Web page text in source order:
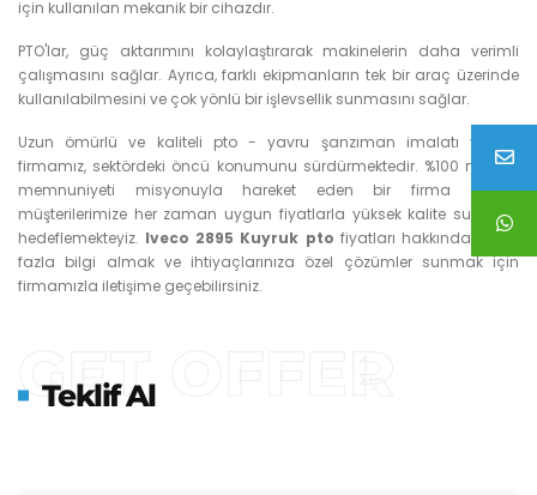
için kullanılan mekanik bir cihazdır.
PTO'lar, güç aktarımını kolaylaştırarak makinelerin daha verimli
çalışmasını sağlar. Ayrıca, farklı ekipmanların tek bir araç üzerinde
kullanılabilmesini ve çok yönlü bir işlevsellik sunmasını sağlar.
Uzun ömürlü ve kaliteli pto - yavru şanzıman imalatı yapan
firmamız, sektördeki öncü konumunu sürdürmektedir. %100 müşteri
memnuniyeti misyonuyla hareket eden bir firma olarak,
müşterilerimize her zaman uygun fiyatlarla yüksek kalite sunmayı
hedeflemekteyiz. Iveco 2895 Kuyruk pto fiyatları hakkında daha
fazla bilgi almak ve ihtiyaçlarınıza özel çözümler sunmak için
firmamızla iletişime geçebilirsiniz.
GET OFFER
Teklif Al